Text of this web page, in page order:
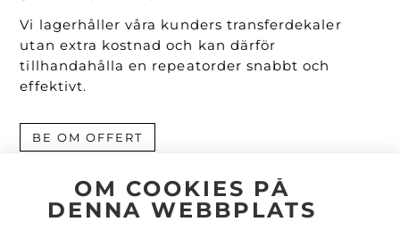
OM COOKIES PÅ
DENNA WEBBPLATS
Vi lagerhåller våra kunders transferdekaler
utan extra kostnad och kan därför
tillhandahålla en repeatorder snabbt och
effektivt.
BE OM OFFERT